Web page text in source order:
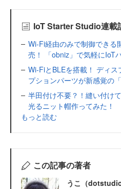
IoT Starter Studio連載
Wi-Fi経由のみで制御できる
売！ 「obniz」で気軽にIoT
Wi-FiとBLEを搭載！ ディ
プションパーツが新感覚の
半田付け不要？！縫い付け
光るニット帽作ってみた！
もっと読む
この記事の著者
うこ（